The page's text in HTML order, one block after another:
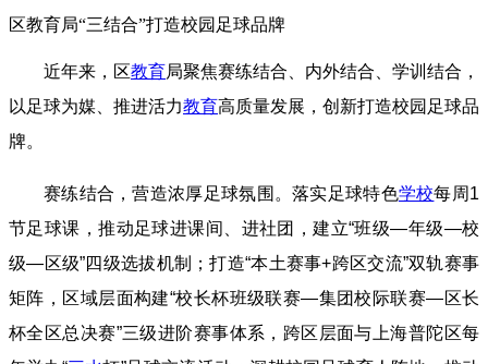
区教育局“三结合”打造校园足球品牌
近年来，区教育局聚焦赛练结合、内外结合、学训结合，
以足球为媒、推进活力教育高质量发展，创新打造校园足球品
牌。
赛练结合，营造浓厚足球氛围。落实足球特色学校每周1
节足球课，推动足球进课间、进社团，建立“班级—年级—校
级—区级”四级选拔机制；打造“本土赛事+跨区交流”双轨赛事
矩阵，区域层面构建“校长杯班级联赛—集团校际联赛—区长
杯全区总决赛”三级进阶赛事体系，跨区层面与上海普陀区每